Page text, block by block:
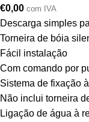
€0,00 com IVA
Descarga simples
Torneira de bóia
Fácil instalação
Com comando por
Sistema de fixação
Não inclui torneira
Ligação de água à